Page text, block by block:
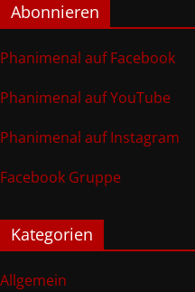
Abonnieren
Phanimenal auf Facebook
Phanimenal auf YouTube
Phanimenal auf Instagram
Facebook Gruppe
Kategorien
Allgemein